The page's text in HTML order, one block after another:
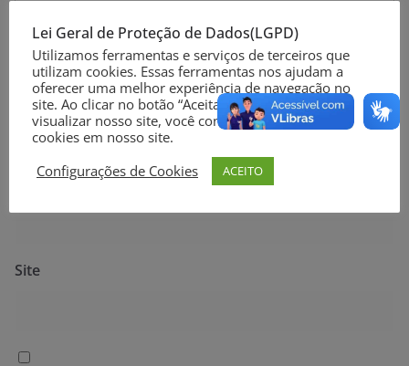
Nome*
E-mail*
Site
Lei Geral de Proteção de Dados(LGPD)
Utilizamos ferramentas e serviços de terceiros que
utilizam cookies. Essas ferramentas nos ajudam a
oferecer uma melhor experiência de navegação no
site. Ao clicar no botão “Aceitar” ou continuar a
visualizar nosso site, você concorda com o uso de
cookies em nosso site.
Configurações de Cookies
ACEITO